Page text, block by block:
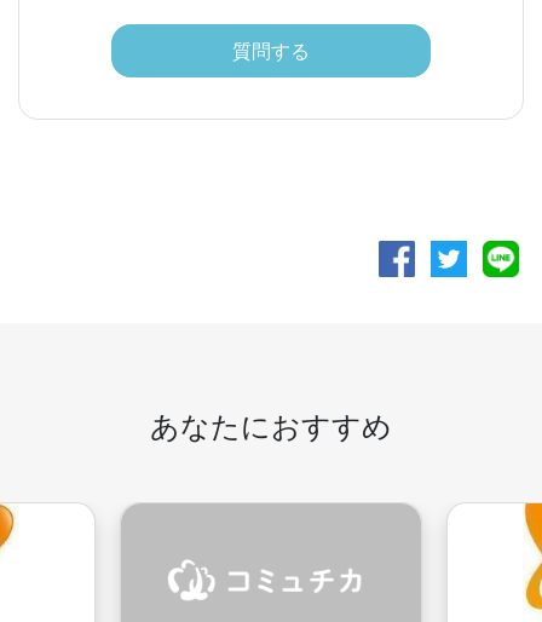
質問する
あなたにおすすめ